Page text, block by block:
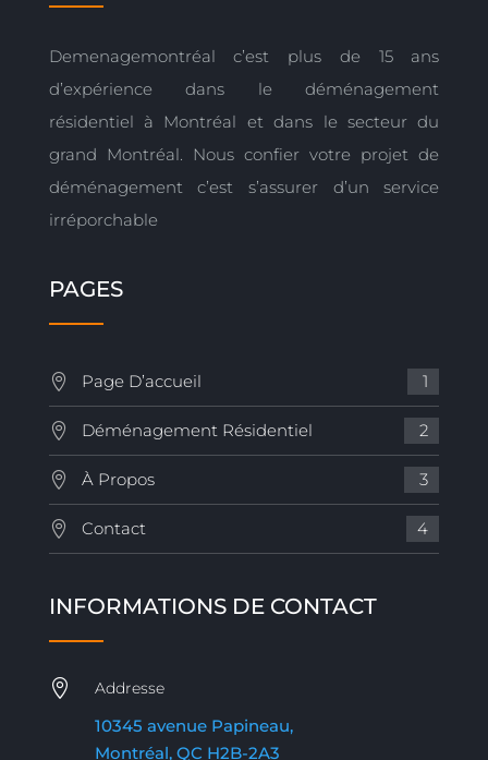
Demenagemontréal c’est plus de 15 ans
d’expérience dans le déménagement
résidentiel à Montréal et dans le secteur du
grand Montréal. Nous confier votre projet de
déménagement c’est s’assurer d’un service
irréporchable
PAGES
Page D’accueil 1
Déménagement Résidentiel 2
À Propos 3
Contact 4
INFORMATIONS DE CONTACT
 Addresse
10345 avenue Papineau,
Montréal, QC H2B-2A3